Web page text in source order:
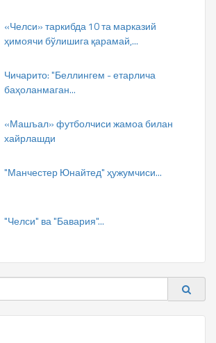
«Челси» таркибда 10 та марказий
ҳимоячи бўлишига қарамай,...
Чичарито: "Беллингем - етарлича
баҳоланмаган...
«Машъал» футболчиси жамоа билан
хайрлашди
"Манчестер Юнайтед" ҳужумчиси...
"Челси" ва "Бавария"...